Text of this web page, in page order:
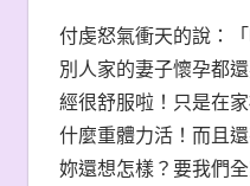
付虔怒氣衝天的說：
別人家的妻子懷孕都
經很舒服啦！只是在
什麼重體力活！而且
妳還想怎樣？要我們